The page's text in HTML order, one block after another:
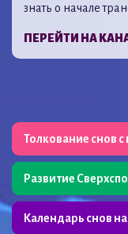
знать о начале
ПЕРЕЙТИ НА
Толкование снов
Развитие
Календарь снов